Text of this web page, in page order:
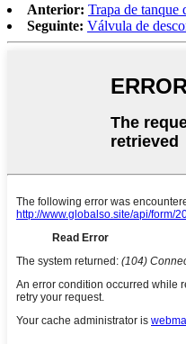
Anterior: Trapa de tanque
Seguinte: Válvula de